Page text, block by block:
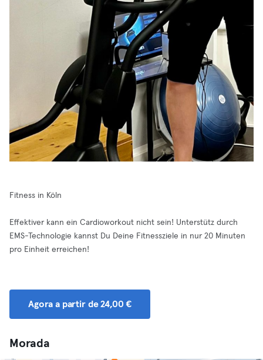
Fitness in Köln
Effektiver kann ein Cardioworkout nicht sein! Unterstütz durch
EMS-Technologie kannst Du Deine Fitnessziele in nur 20 Minuten
pro Einheit erreichen!
Agora a partir de 24,00 €
Morada